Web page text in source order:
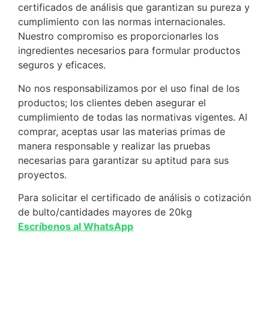
certificados de análisis que garantizan su pureza y
cumplimiento con las normas internacionales.
Nuestro compromiso es proporcionarles los
ingredientes necesarios para formular productos
seguros y eficaces.
No nos responsabilizamos por el uso final de los
productos; los clientes deben asegurar el
cumplimiento de todas las normativas vigentes. Al
comprar, aceptas usar las materias primas de
manera responsable y realizar las pruebas
necesarias para garantizar su aptitud para sus
proyectos.
Para solicitar el certificado de análisis o cotización
de bulto/cantidades mayores de 20kg
Escríbenos al WhatsApp